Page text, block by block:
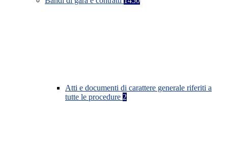
Atti e documenti di carattere generale riferiti a
tutte le procedure 2